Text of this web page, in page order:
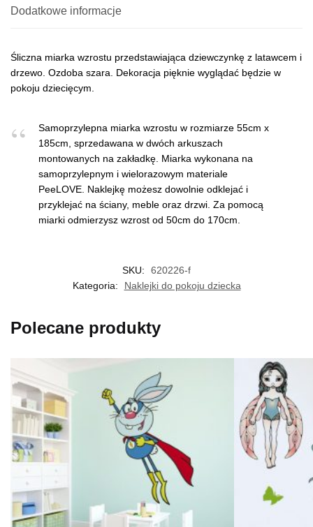
Dodatkowe informacje
Śliczna miarka wzrostu przedstawiająca dziewczynkę z latawcem i
drzewo. Ozdoba szara. Dekoracja pięknie wyglądać będzie w
pokoju dziecięcym.
Samoprzylepna miarka wzrostu w rozmiarze 55cm x
185cm, sprzedawana w dwóch arkuszach
montowanych na zakładkę. Miarka wykonana na
samoprzylepnym i wielorazowym materiale
PeeLOVE. Naklejkę możesz dowolnie odklejać i
przyklejać na ściany, meble oraz drzwi. Za pomocą
miarki odmierzysz wzrost od 50cm do 170cm.
SKU:
620226-f
Kategoria:
Naklejki do pokoju dziecka
Polecane produkty